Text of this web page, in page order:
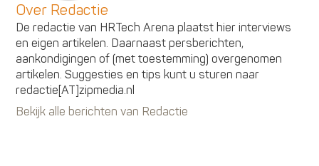
Over Redactie
De redactie van HRTech Arena plaatst hier interviews
en eigen artikelen. Daarnaast persberichten,
aankondigingen of (met toestemming) overgenomen
artikelen. Suggesties en tips kunt u sturen naar
redactie[AT]zipmedia.nl
Bekijk alle berichten van Redactie